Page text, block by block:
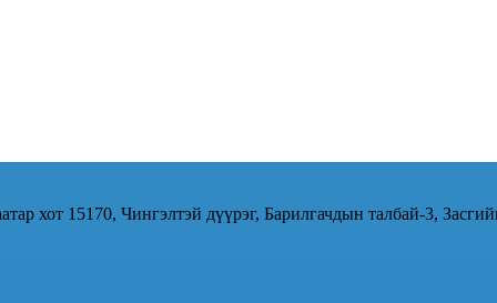
хот 15170, Чингэлтэй дүүрэг, Барилгачдын талбай-3,